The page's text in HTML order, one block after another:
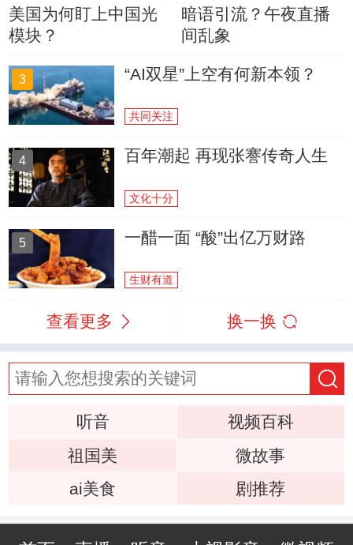
美国为何盯上中国光
模块？
暗语引流？午夜直播
间乱象
3 “AI双星”上空有何新本领？
共同关注
4 百年潮起 再现张謇传奇人生
文化十分
5 一醋一面 “酸”出亿万财路
生财有道
查看更多 换一换
听音
视频百科
祖国美
微故事
ai美食
剧推荐